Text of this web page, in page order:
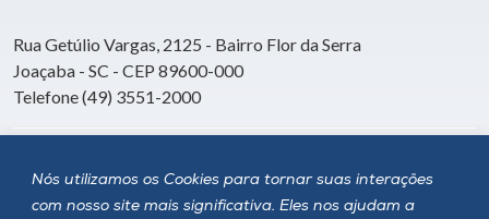
Nós utilizamos os Cookies para tornar suas interações
com nosso site mais significativa. Eles nos ajudam a
Rua Getúlio Vargas, 2125 - Bairro Flor da Serra
Joaçaba - SC - CEP 89600-000
Telefone (49) 3551-2000
Siga a Unoesc